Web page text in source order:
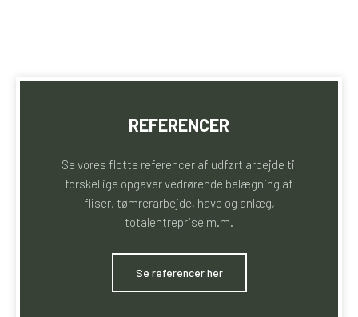
REFERENCER
Se vores flotte referencer af udført arbejde til
forskellige opgaver vedrørende belægning af
fliser, tømrerarbejde, have og anlæg,
totalentreprise m.m.
​Se referencer her